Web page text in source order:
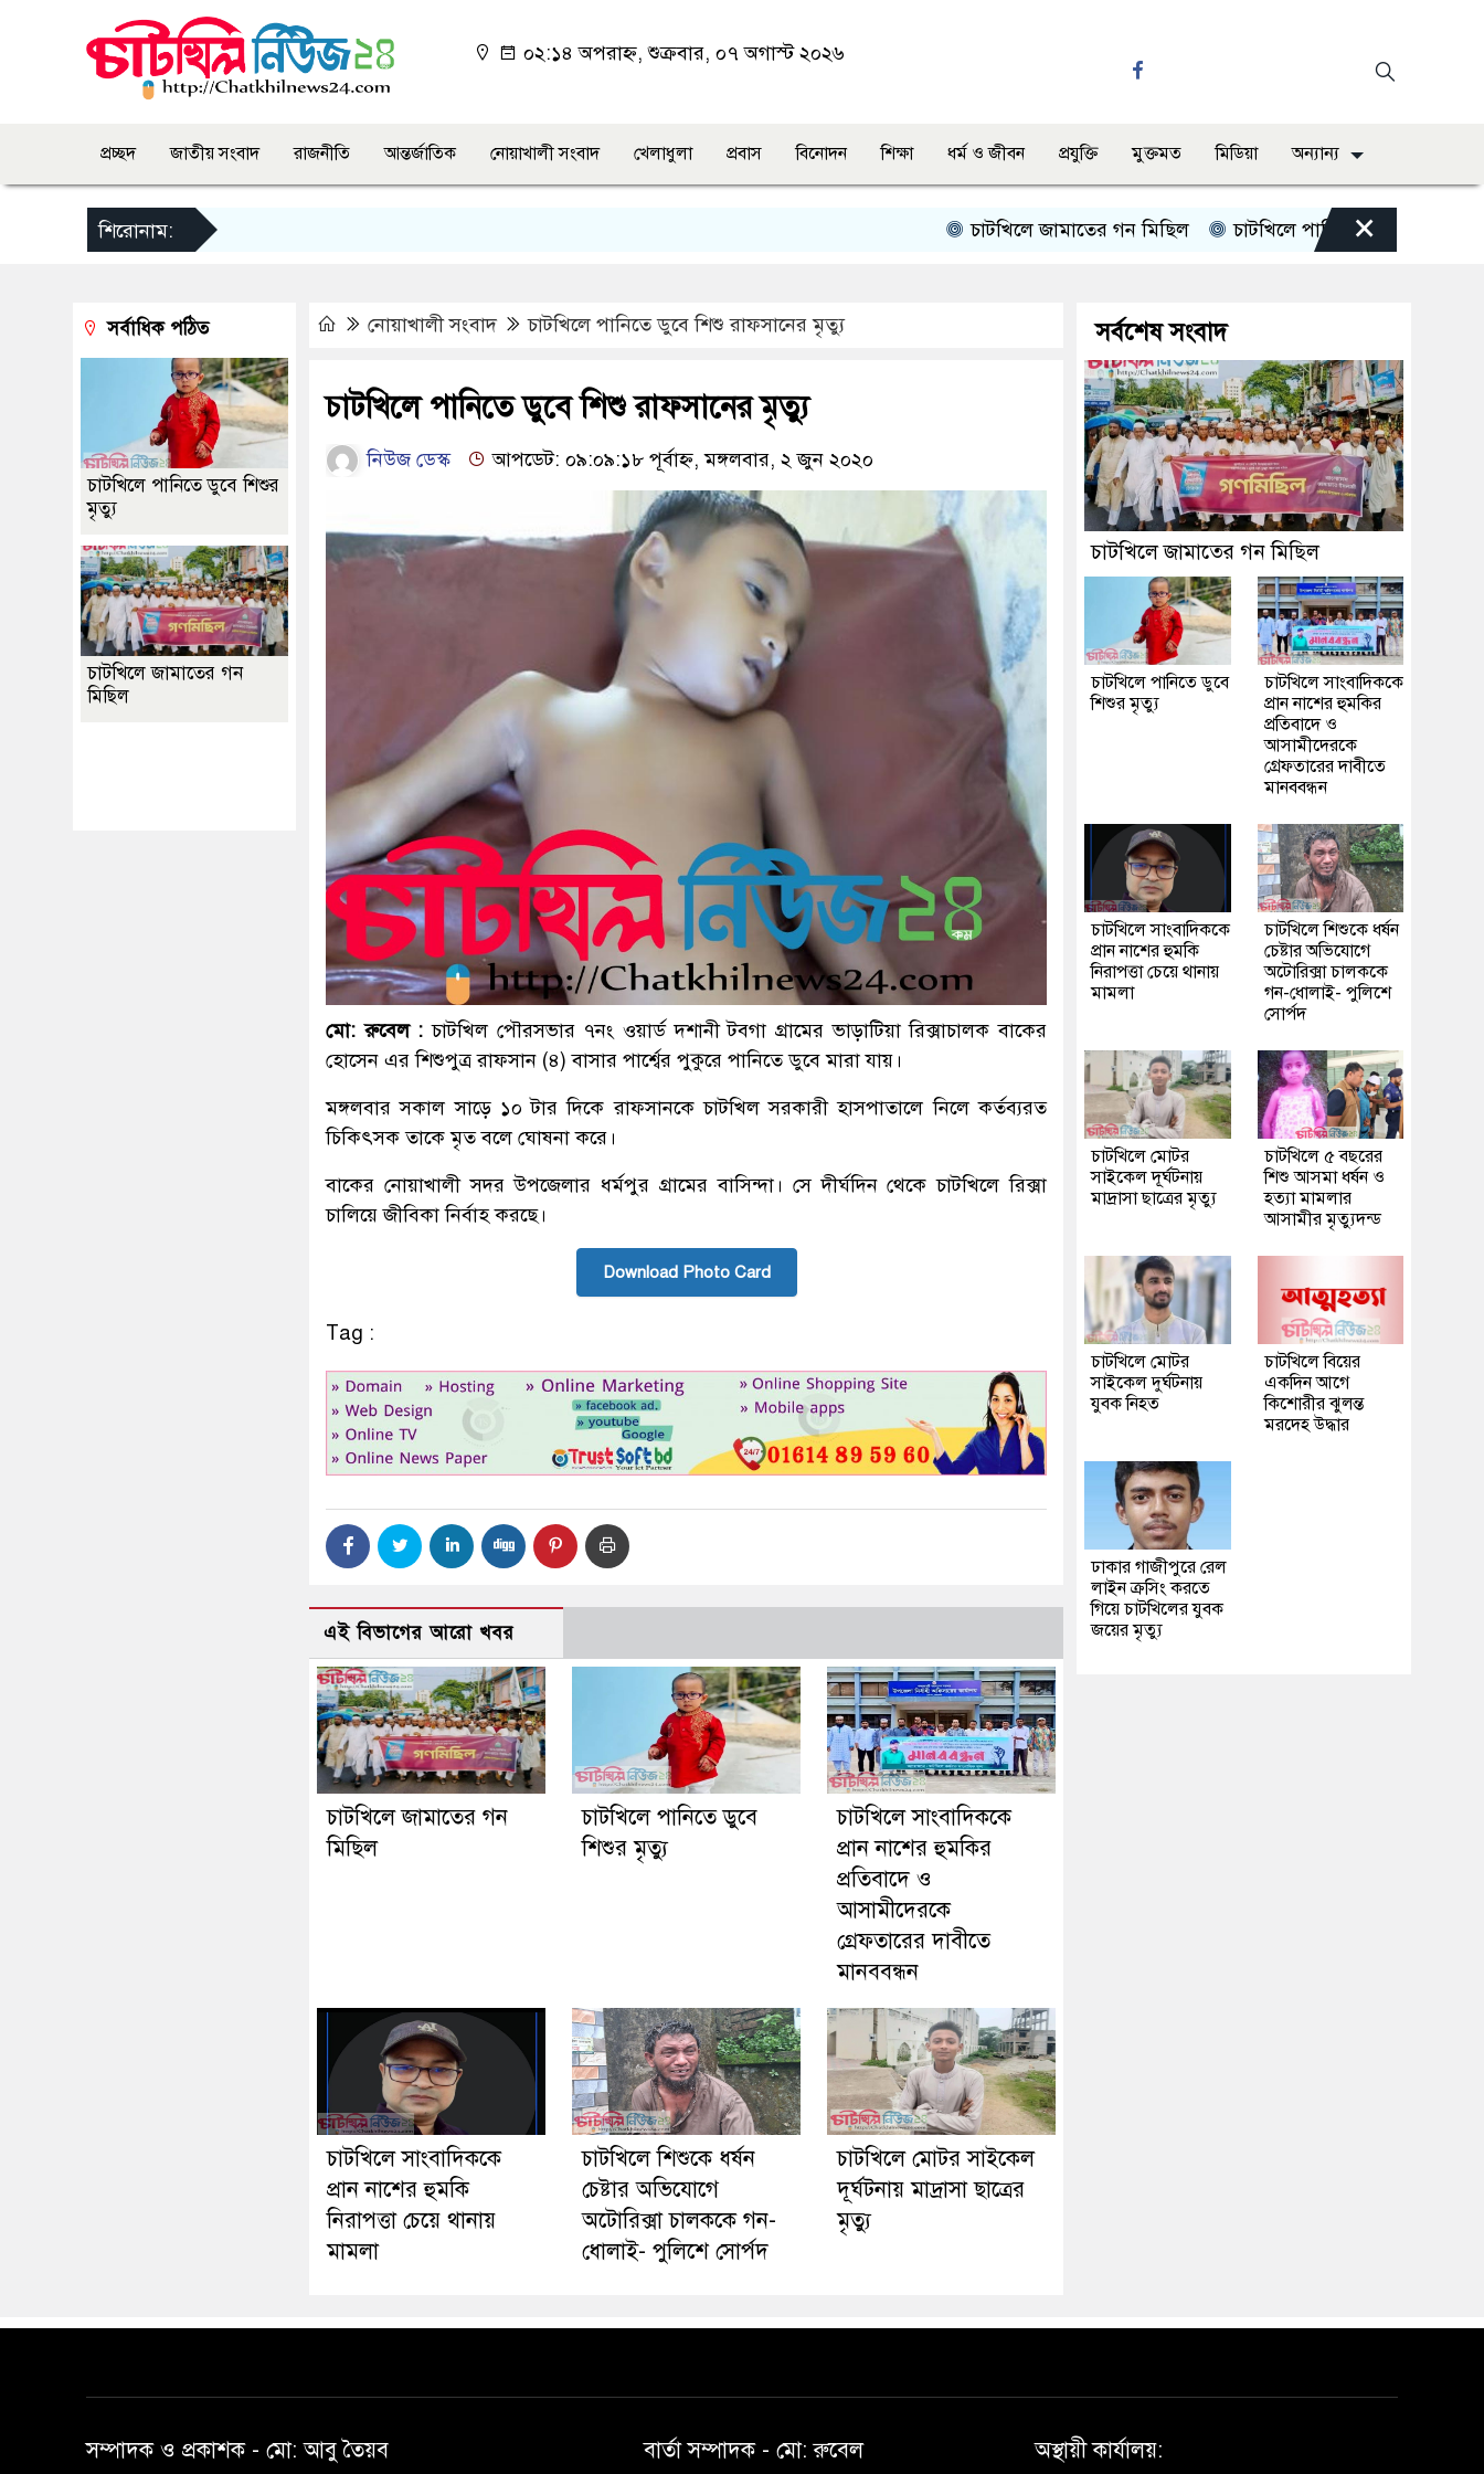
০২:১৪ অপরাহ্ন, শুক্রবার, ০৭ অগাস্ট ২০২৬
প্রচ্ছদ জাতীয় সংবাদ রাজনীতি আন্তর্জাতিক নোয়াখালী সংবাদ খেলাধুলা প্রবাস বিনোদন শিক্ষা ধর্ম ও জীবন প্রযুক্তি মুক্তমত মিডিয়া অন্যান্য
শিরোনাম: চাটখিলে জামাতের গন মিছিল চাটখিলে পানিতে ডুবে শিশুর মৃত্যু
×
নোয়াখালী সংবাদ চাটখিলে পানিতে ডুবে শিশু রাফসানের মৃত্যু
চাটখিলে পানিতে ডুবে শিশু রাফসানের মৃত্যু
নিউজ ডেস্ক আপডেট: ০৯:০৯:১৮ পূর্বাহ্ন, মঙ্গলবার, ২ জুন ২০২০
মো: রুবেল : চাটখিল পৌরসভার ৭নং ওয়ার্ড দশানী টবগা গ্রামের ভাড়াটিয়া রিক্সাচালক বাকের
হোসেন এর শিশুপুত্র রাফসান (৪) বাসার পার্শ্বের পুকুরে পানিতে ডুবে মারা যায়।
মঙ্গলবার সকাল সাড়ে ১০ টার দিকে রাফসানকে চাটখিল সরকারী হাসপাতালে নিলে কর্তব্যরত
চিকিৎসক তাকে মৃত বলে ঘোষনা করে।
বাকের নোয়াখালী সদর উপজেলার ধর্মপুর গ্রামের বাসিন্দা। সে দীর্ঘদিন থেকে চাটখিলে রিক্সা
চালিয়ে জীবিকা নির্বাহ করছে।
Download Photo Card
Tag :
এই বিভাগের আরো খবর
চাটখিলে জামাতের গন
মিছিল
চাটখিলে পানিতে ডুবে
শিশুর মৃত্যু
চাটখিলে সাংবাদিককে
প্রান নাশের হুমকির
প্রতিবাদে ও
আসামীদেরকে
গ্রেফতারের দাবীতে
মানববন্ধন
চাটখিলে সাংবাদিককে
প্রান নাশের হুমকি
নিরাপত্তা চেয়ে থানায়
মামলা
চাটখিলে শিশুকে ধর্ষন
চেষ্টার অভিযোগে
অটোরিক্সা চালককে গন-
ধোলাই- পুলিশে সোর্পদ
চাটখিলে মোটর সাইকেল
দূর্ঘটনায় মাদ্রাসা ছাত্রের
মৃত্যু
সর্বাধিক পঠিত
চাটখিলে পানিতে ডুবে শিশুর
মৃত্যু
চাটখিলে জামাতের গন
মিছিল
সর্বশেষ সংবাদ
চাটখিলে জামাতের গন মিছিল
চাটখিলে পানিতে ডুবে
শিশুর মৃত্যু
চাটখিলে সাংবাদিককে
প্রান নাশের হুমকির
প্রতিবাদে ও
আসামীদেরকে
গ্রেফতারের দাবীতে
মানববন্ধন
চাটখিলে সাংবাদিককে
প্রান নাশের হুমকি
নিরাপত্তা চেয়ে থানায়
মামলা
চাটখিলে শিশুকে ধর্ষন
চেষ্টার অভিযোগে
অটোরিক্সা চালককে
গন-ধোলাই- পুলিশে
সোর্পদ
চাটখিলে মোটর
সাইকেল দূর্ঘটনায়
মাদ্রাসা ছাত্রের মৃত্যু
চাটখিলে ৫ বছরের
শিশু আসমা ধর্ষন ও
হত্যা মামলার
আসামীর মৃত্যুদন্ড
চাটখিলে মোটর
সাইকেল দুর্ঘটনায়
যুবক নিহত
চাটখিলে বিয়ের
একদিন আগে
কিশোরীর ঝুলন্ত
মরদেহ উদ্ধার
ঢাকার গাজীপুরে রেল
লাইন ক্রসিং করতে
গিয়ে চাটখিলের যুবক
জয়ের মৃত্যু
সম্পাদক ও প্রকাশক -‌ মো: আবু‌ তৈয়ব বার্তা সম্পাদক - মো: রু‌বেল অস্থায়ী কার্যালয়: